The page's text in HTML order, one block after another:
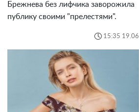
Брежнева без лифчика заворожила
публику своими "прелестями".
15:35 19.06